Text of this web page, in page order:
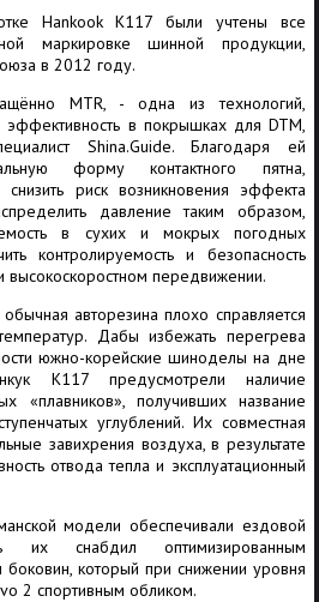
Hankook K117 были учтены все
маркировке шинной продукции,
в 2012 году.
MTR, - одна из технологий,
в покрышках для DTM,
Shina.Guide. Благодаря ей
форму контактного пятна,
риск возникновения эффекта
давление таким образом,
в сухих и мокрых погодных
контролируемость и безопасность
высокоскоростном передвижении.
авторезина плохо справляется
Дабы избежать перегрева
южно-корейские шиноделы на дне
К117 предусмотрели наличие
«плавников», получивших название
углублений. Их совместная
завихрения воздуха, в результате
отвода тепла и эксплуатационный
модели обеспечивали ездовой
их снабдил оптимизированным
который при снижении уровня
2 спортивным обликом.